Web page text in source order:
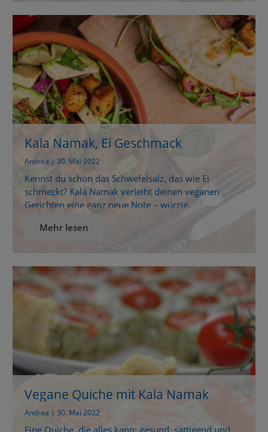
Methoden, um Obst und Gemüse richtig zu reinigen,
und dass […]
Kala Namak, Ei Geschmack
Andrea | 30. Mai 2022
Kennst du schon das Schwefelsalz, das wie Ei
schmeckt? Kala Namak verleiht deinen veganen
Gerichten eine ganz neue Note – würzig,
Geschmack? Ja, mit Kala Namak! Viele lieben den
möchte oder verträgt sie gut. Die gute Nachricht: Für
den typischen Ei-Geschmack brauchst du […]
Mehr lesen
Vegane Quiche mit Kala Namak
Andrea | 30. Mai 2022
Eine Quiche, die alles kann: gesund, sättigend und